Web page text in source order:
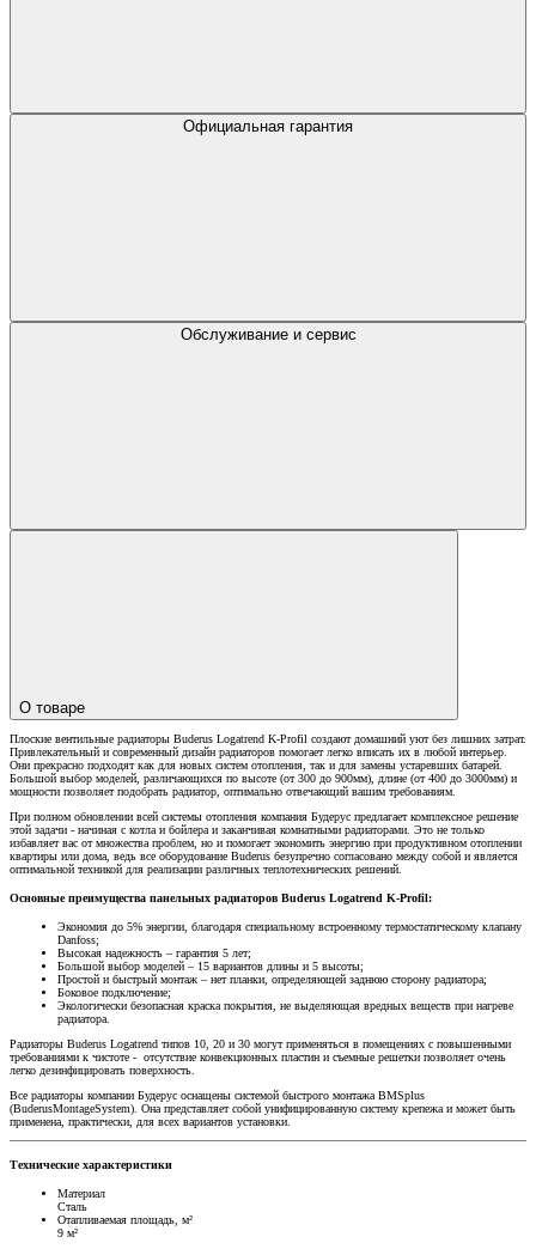
Официальная гарантия
Обслуживание и сервис
О товаре
Плоские вентильные радиаторы Buderus Logatrend K-Profil создают домашний уют без лишних затрат.
Привлекательный и современный дизайн радиаторов помогает легко вписать их в любой интерьер.
Они прекрасно подходят как для новых систем отопления, так и для замены устаревших батарей.
Большой выбор моделей, различающихся по высоте (от 300 до 900мм), длине (от 400 до 3000мм) и
мощности позволяет подобрать радиатор, оптимально отвечающий вашим требованиям.
При полном обновлении всей системы отопления компания Будерус предлагает комплексное решение
этой задачи - начиная с котла и бойлера и заканчивая комнатными радиаторами. Это не только
избавляет вас от множества проблем, но и помогает экономить энергию при продуктивном отоплении
квартиры или дома, ведь все оборудование Buderus безупречно согласовано между собой и является
оптимальной техникой для реализации различных теплотехнических решений.
Основные преимущества панельных радиаторов Buderus Logatrend K-Profil:
Экономия до 5% энергии, благодаря специальному встроенному термостатическому клапану
Danfoss;
Высокая надежность – гарантия 5 лет;
Большой выбор моделей – 15 вариантов длины и 5 высоты;
Простой и быстрый монтаж – нет планки, определяющей заднюю сторону радиатора;
Боковое подключение;
Экологически безопасная краска покрытия, не выделяющая вредных веществ при нагреве
радиатора.
Радиаторы Buderus Logatrend типов 10, 20 и 30 могут применяться в помещениях с повышенными
требованиями к чистоте - отсутствие конвекционных пластин и съемные решетки позволяет очень
легко дезинфицировать поверхность.
Все радиаторы компании Будерус оснащены системой быстрого монтажа BMSplus
(BuderusMontageSystem). Она представляет собой унифицированную систему крепежа и может быть
применена, практически, для всех вариантов установки.
Технические характеристики
Материал
Сталь
Отапливаемая площадь, м²
9 м²